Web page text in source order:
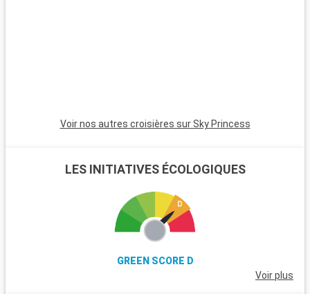
Voir nos autres croisières sur Sky Princess
LES INITIATIVES ÉCOLOGIQUES
GREEN SCORE D
Voir plus